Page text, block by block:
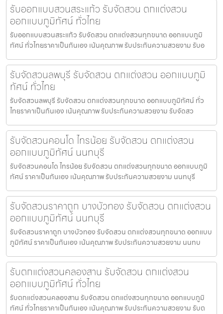
รับออกแบบสวนสระแก้ว รับจัดสวน ตกแต่งสวน
ออกแบบภูมิทัศน์ ทั่วไทย
รับออกแบบสวนสระแก้ว รับจัดสวน ตกแต่งสวนทุกขนาด ออกแบบภูมิ
ทัศน์ ทั่วไทยราคาเป็นกันเอง เน้นคุณภาพ รับประกันความสวยงาม รับอ
รับจัดสวนลพบุรี รับจัดสวน ตกแต่งสวน ออกแบบภูมิ
ทัศน์ ทั่วไทย
รับจัดสวนลพบุรี รับจัดสวน ตกแต่งสวนทุกขนาด ออกแบบภูมิทัศน์ ทั่ว
ไทยราคาเป็นกันเอง เน้นคุณภาพ รับประกันความสวยงาม รับจัดสว
รับจัดสวนคอนโด ไทรน้อย รับจัดสวน ตกแต่งสวน
ออกแบบภูมิทัศน์ นนทบุรี
รับจัดสวนคอนโด ไทรน้อย รับจัดสวน ตกแต่งสวนทุกขนาด ออกแบบภูมิ
ทัศน์ ราคาเป็นกันเอง เน้นคุณภาพ รับประกันความสวยงาม นนทบุรี
รับจัดสวนราคาถูก บางบัวทอง รับจัดสวน ตกแต่งสวน
ออกแบบภูมิทัศน์ นนทบุรี
รับจัดสวนราคาถูก บางบัวทอง รับจัดสวน ตกแต่งสวนทุกขนาด ออกแบบ
ภูมิทัศน์ ราคาเป็นกันเอง เน้นคุณภาพ รับประกันความสวยงาม นนทบ
รับตกแต่งสวนคลองสาน รับจัดสวน ตกแต่งสวน
ออกแบบภูมิทัศน์ ทั่วไทย
รับตกแต่งสวนคลองสาน รับจัดสวน ตกแต่งสวนทุกขนาด ออกแบบภูมิ
ทัศน์ ทั่วไทยราคาเป็นกันเอง เน้นคุณภาพ รับประกันความสวยงาม รับต